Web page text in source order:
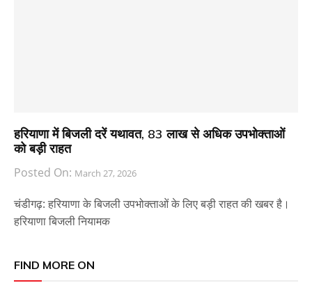
हरियाणा में बिजली दरें यथावत, 83 लाख से अधिक उपभोक्ताओं
को बड़ी राहत
Posted On: March 27, 2026
चंडीगढ़: हरियाणा के बिजली उपभोक्ताओं के लिए बड़ी राहत की खबर है।
हरियाणा बिजली नियामक
FIND MORE ON